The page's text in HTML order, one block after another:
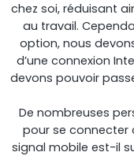
Répéteur
chez soi, réduisant
au travail.
option, nous
d’une connexion
devons pouvoir
De nombreuses
pour se connecter
signal mobile est-il